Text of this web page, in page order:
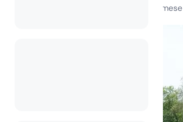
visualizzazioni nell'ultimo mese